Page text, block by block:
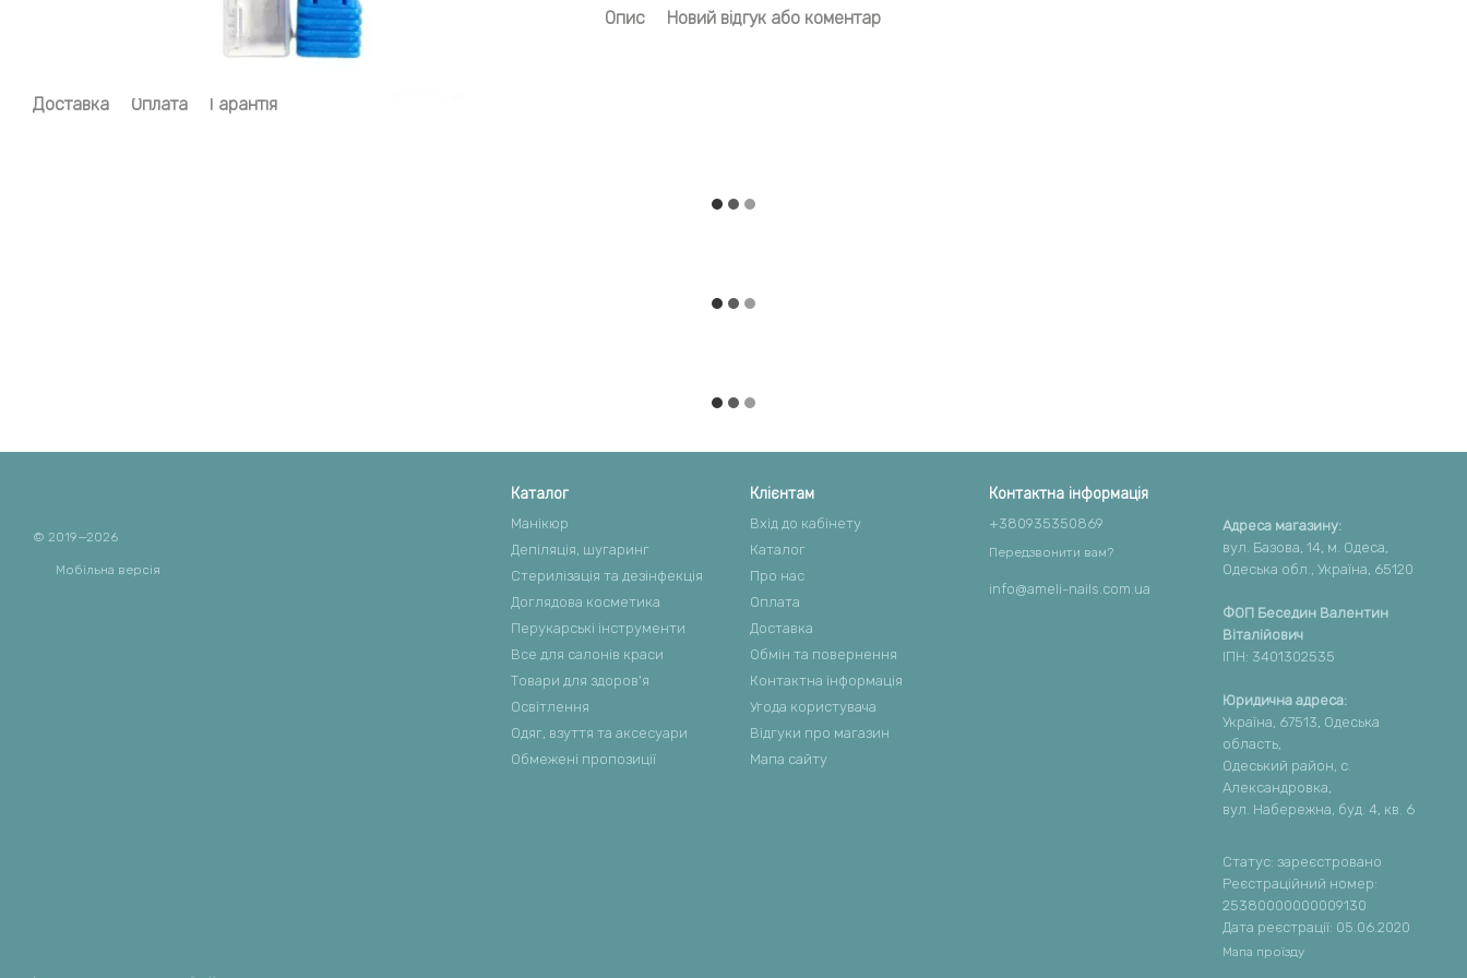
Доставка Оплата Гарантія
Опис Новий відгук або коментар
© 2019—2026
Мобільна версія
Каталог
Манікюр
Депіляція, шугаринг
Стерилізація та дезінфекція
Доглядова косметика
Перукарські інструменти
Все для салонів краси
Товари для здоров'я
Освітлення
Одяг, взуття та аксесуари
Обмежені пропозиції
Клієнтам
Вхід до кабінету
Каталог
Про нас
Оплата
Доставка
Обмін та повернення
Контактна інформація
Угода користувача
Відгуки про магазин
Мапа сайту
Контактна інформація
+380935350869
Передзвонити вам?
info@ameli-nails.com.ua
Адреса магазину:
вул. Базова, 14, м. Одеса,
Одеська обл., Україна, 65120
ФОП Беседин Валентин
Віталійович
ІПН: 3401302535
Юридична адреса:
Україна, 67513, Одеська
область,
Одеський район, с.
Александровка,
вул. Набережна, буд. 4, кв. 6
Статус: зареєстровано
Реєстраційний номер:
25380000000009130
Дата реєстрації: 05.06.2020
Мапа проїзду